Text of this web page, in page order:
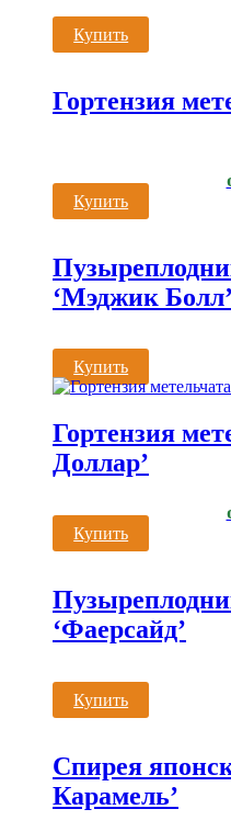
Купить
Гортензия
Купить
‘Мэджик Болл’
Купить
Гортензия
Доллар’
Купить
‘Фаерсайд’
Купить
Спирея
Карамель’